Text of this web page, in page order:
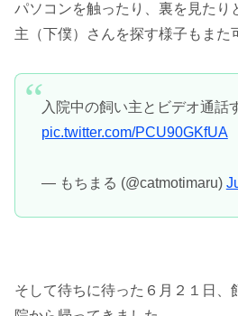
パソコンを触ったり、裏を見たり
主（下僕）さんを探す様子もまた
入院中の飼い主とビデオ通話
pic.twitter.com/PCU90GKfUA
— もちまる (@catmotimaru)
そして待ちに待った６月２１日、